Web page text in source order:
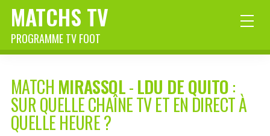
MATCHS TV
PROGRAMME TV FOOT
MATCH MIRASSOL-LDU DE QUITO:
SUR QUELLE CHAÎNE TV ET EN DIRECT À
QUELLE HEURE ?